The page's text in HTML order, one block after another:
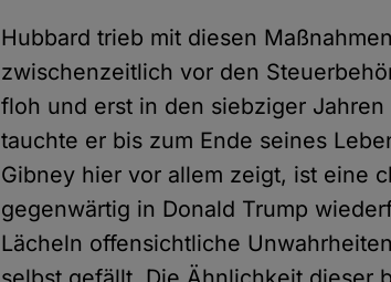
Hubbard trieb mit diesen
zwischenzeitlich vor den
floh und erst in den siebziger
tauchte er bis zum Ende seines
Gibney hier vor allem zeigt, ist eine
gegenwärtig in Donald Trump
Lächeln offensichtliche